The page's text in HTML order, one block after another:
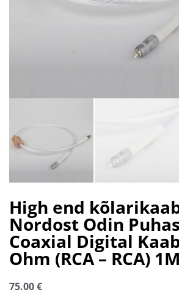
High end
Nordost Odin
Coaxial Digital
Ohm (RCA – RCA) 1M
75.00€